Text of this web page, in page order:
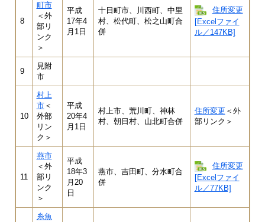
8
町市
＜外
部リ
ンク
＞
平成
17年4
月1日
十日町市、川西町、中里
村、松代町、松之山町合
併
住所変更
[Excelファイ
ル／147KB]
9
見附
市
10
村上
市＜
外部
リン
ク＞
平成
20年4
月1日
村上市、荒川町、神林
村、朝日村、山北町合併
住所変更 ＜外
部リンク＞
11
燕市
＜外
部リ
ンク
＞
平成
18年3
月20
日
燕市、吉田町、分水町合
併
住所変更
[Excelファイ
ル／77KB]
糸魚